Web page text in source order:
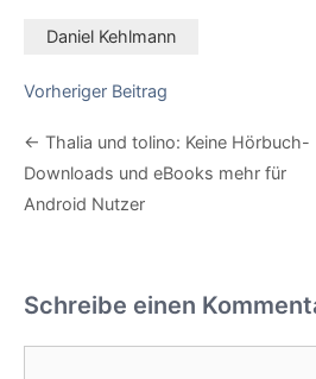
Daniel Kehlmann
Vorheriger Beitrag
← Thalia und tolino: Keine Hörbuch-
Downloads und eBooks mehr für
Android Nutzer
Schreibe einen